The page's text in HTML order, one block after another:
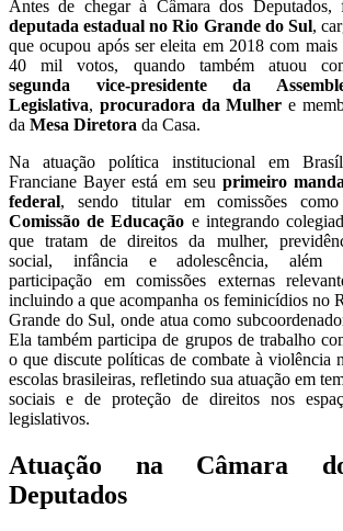
Antes de chegar à Câmara dos Deputados,
deputada estadual no Rio Grande do Sul,
que ocupou após ser eleita em 2018 com mais
40 mil votos, quando também atuou
segunda vice-presidente da
Legislativa, procuradora da Mulher e
da Mesa Diretora da Casa.
Na atuação política institucional em
Franciane Bayer está em seu primeiro
federal, sendo titular em comissões
Comissão de Educação e integrando
que tratam de direitos da mulher,
social, infância e adolescência, além
participação em comissões externas
incluindo a que acompanha os feminicídios no
Grande do Sul, onde atua como
Ela também participa de grupos de trabalho
o que discute políticas de combate à violência
escolas brasileiras, refletindo sua atuação em
sociais e de proteção de direitos nos
legislativos.
Atuação na Câmara
Deputados